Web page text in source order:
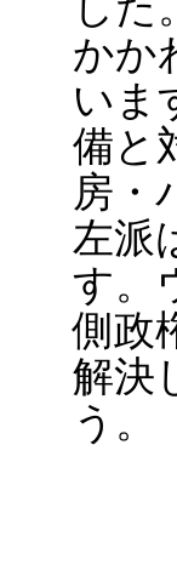
かか
いま
備と
房・
左派
す。
側政
解決
う。